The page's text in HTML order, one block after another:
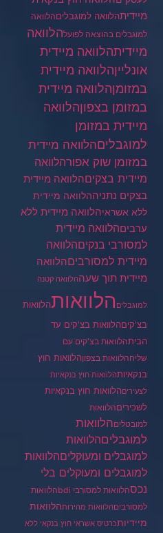
מיידיתהלוואה למוגבליםהלוואה
למוגבלים בהוצאה לפועלהלוואה
מיידיתהלוואה מיידית
אונלייןהלוואה מיידית
במזומןהלוואה מיידית
במזומן בצפוןהלוואה
מיידית במזומן
למוגבליםהלוואה מיידית
במזומן שוק אפורהלוואה
מיידית בצקיםהלוואה מיידית
בצקים נתניההלוואה מיידית
ללא אשראיהלוואה מיידית ללא
ערביםהלוואה מיידית
למסורבי בנקיםהלוואה
מיידית למסורביםהלוואה
מיידית תוך שעההלוואה קטנה
למוגבלים הלוואותהלוואות
בצ'קיםהלוואות בצ'קים עד
הביתהלוואות בצ'קים עם
שליחהלוואות בצפוןהלוואות חוץ
בנקאיותהלוואות חוץ בנקאיות
לצעיריםהלוואות חוץ בנקאיות
לשכיריםהלוואות
למובטליםהלוואות
למוגבליםהלוואות
למוגבלים ומעוקליםהלוואות
למוגבלים ומעוקלים בלי
נכסהלוואות למסורבי bdi
הלוואות
למסורביםהלוואות מהירותהלוואות
מיידיותכרטיס אשראי חוץ בנקאי ללא